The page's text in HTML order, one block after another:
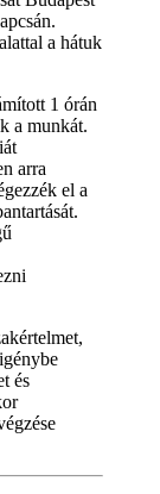
a hátuk
1 órán
a munkát.
arra
el a
és